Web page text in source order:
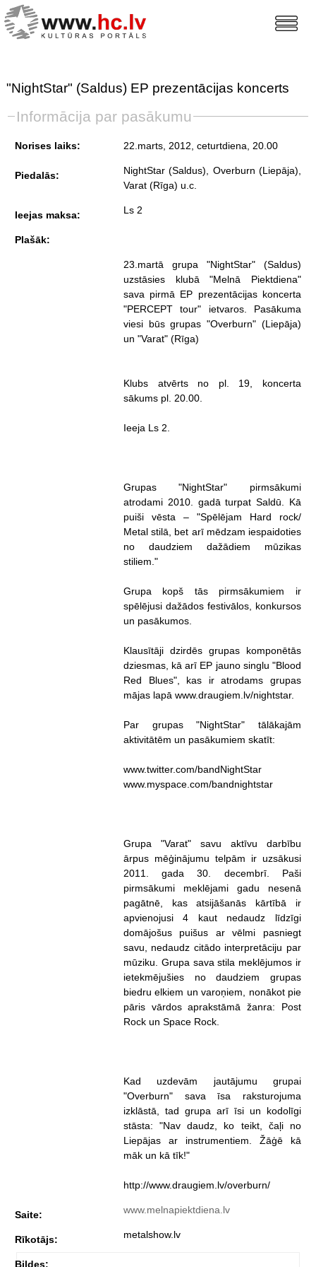
"NightStar" (Saldus) EP prezentācijas koncerts
Informācija par pasākumu
Norises laiks: 22.marts, 2012, ceturtdiena , 20.00
Piedalās:
NightStar (Saldus), Overburn (Liepāja),
Varat (Rīga) u.c.
Ieejas maksa: Ls 2
Plašāk:
23.martā grupa "NightStar" (Saldus)
uzstāsies klubā "Melnā Piektdiena"
sava pirmā EP prezentācijas koncerta
"PERCEPT tour" ietvaros. Pasākuma
viesi būs grupas "Overburn" (Liepāja)
un "Varat" (Rīga)
Klubs atvērts no pl. 19, koncerta
sākums pl. 20.00.
Ieeja Ls 2.
Grupas "NightStar" pirmsākumi
atrodami 2010. gadā turpat Saldū. Kā
puiši vēsta – "Spēlējam Hard rock/
Metal stilā, bet arī mēdzam iespaidoties
no daudziem dažādiem mūzikas
stiliem."
Grupa kopš tās pirmsākumiem ir
spēlējusi dažādos festivālos, konkursos
un pasākumos.
Klausītāji dzirdēs grupas komponētās
dziesmas, kā arī EP jauno singlu "Blood
Red Blues", kas ir atrodams grupas
mājas lapā www.draugiem.lv/nightstar.
Par grupas "NightStar" tālākajām
aktivitātēm un pasākumiem skatīt:
www.twitter.com/bandNightStar
www.myspace.com/bandnightstar
Grupa "Varat" savu aktīvu darbību
ārpus mēģinājumu telpām ir uzsākusi
2011. gada 30. decembrī. Paši
pirmsākumi meklējami gadu nesenā
pagātnē, kas atsijāšanās kārtībā ir
apvienojusi 4 kaut nedaudz līdzīgi
domājošus puišus ar vēlmi pasniegt
savu, nedaudz citādo interpretāciju par
mūziku. Grupa sava stila meklējumos ir
ietekmējušies no daudziem grupas
biedru elkiem un varoņiem, nonākot pie
pāris vārdos aprakstāmā žanra: Post
Rock un Space Rock.
Kad uzdevām jautājumu grupai
"Overburn" sava īsa raksturojuma
izklāstā, tad grupa arī īsi un kodolīgi
stāsta: "Nav daudz, ko teikt, čaļi no
Liepājas ar instrumentiem. Žāģē kā
māk un kā tīk!"
http://www.draugiem.lv/overburn/
Saite: www.melnapiektdiena.lv
Rīkotājs: metalshow.lv
Bildes: